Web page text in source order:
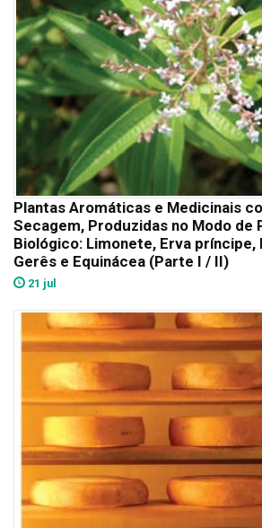
Plantas Aromáticas e Medicinais
Secagem, Produzidas no Modo de
Biológico: Limonete, Erva príncipe,
Gerês e Equinácea (Parte I / II)
21 jul